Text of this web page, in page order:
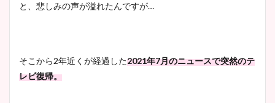
と、悲しみの声が溢れたんですが…
そこから2年近くが経過した2021年7月のニュースで突然のテ
レビ復帰。